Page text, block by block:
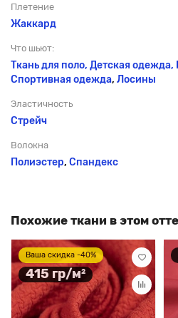
Плетение
Жаккард
Что шьют:
Ткань для поло, Детская одежда,
Спортивная одежда, Лосины
Эластичность
Стрейч
Волокна
Полиэстер, Спандекс
Похожие ткани в этом
Ваша скидка -40%
415 гр/м²